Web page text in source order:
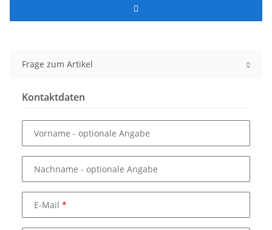
Frage zum Artikel
Kontaktdaten
Vorname - optionale Angabe
Nachname - optionale Angabe
E-Mail